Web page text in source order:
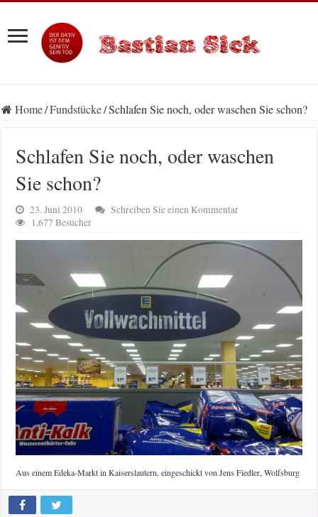
Home/Fundstücke/Schlafen Sie noch, oder waschen Sie schon?
Schlafen Sie noch, oder waschen
Sie schon?
23. Juni 2010
Schreiben Sie einen Kommentar
1,677 Besucher
Aus einem Edeka-Markt in Kaiserslautern, eingeschickt von Jens Fiedler, Wolfsburg